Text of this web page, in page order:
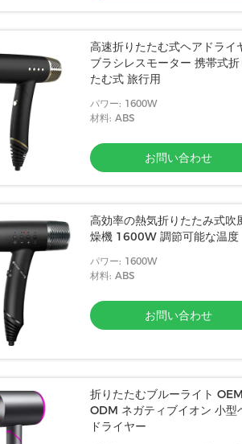
高速折りたたむ式ヘアドライ
ブラシレスモーター 携帯式折
たむ式 旅行用
パワー: 1600W
材料: ABS
お問い合わせ
高効率の熱気折りたたみ式吹
燥機 1600W 調節可能な温度
パワー: 1600W
材料: ABS
お問い合わせ
折りたたむブルーライト OEM
ODM ネガティブイオン 小型
ドライヤー